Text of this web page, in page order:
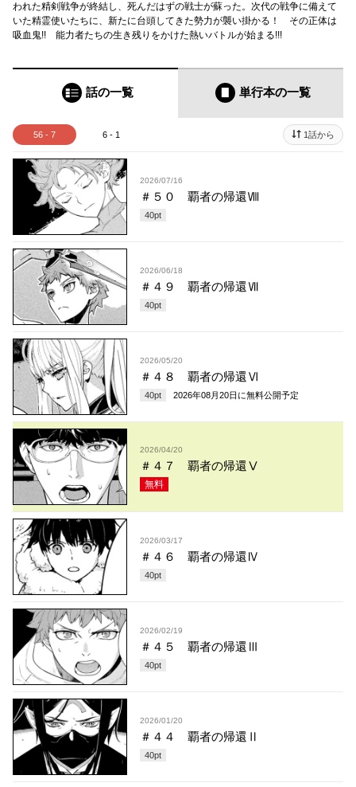
われた精剣戦争が終結し、死んだはずの戦士が蘇った。次代の戦争に備えて
いた精霊使いたちに、新たに台頭してきた勢力が襲い掛かる！ その正体は
吸血鬼!! 能力者たちの生き残りをかけた熱いバトルが始まる!!!
話の一覧 単行本の一覧
56 - 7 6 - 1 1話から
2026/07/16
＃５０ 覇者の帰還Ⅷ
40pt
2026/06/18
＃４９ 覇者の帰還Ⅶ
40pt
2026/05/20
＃４８ 覇者の帰還Ⅵ
40pt 2026年08月20日 に無料公開予定
2026/04/20
＃４７ 覇者の帰還Ⅴ
無料
2026/03/17
＃４６ 覇者の帰還Ⅳ
40pt
2026/02/19
＃４５ 覇者の帰還Ⅲ
40pt
2026/01/20
＃４４ 覇者の帰還Ⅱ
40pt